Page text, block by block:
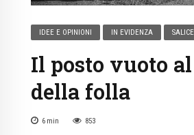
IDEE E OPINIONI IN EVIDENZA
Il posto vuoto
della folla
6 min 853